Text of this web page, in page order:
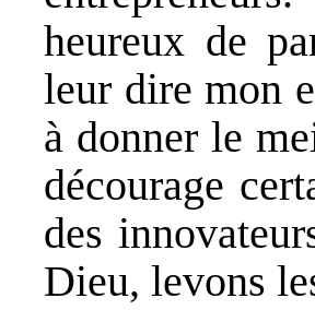
heureux de
leur dire mon
à donner le
décourage
des
Dieu, levons